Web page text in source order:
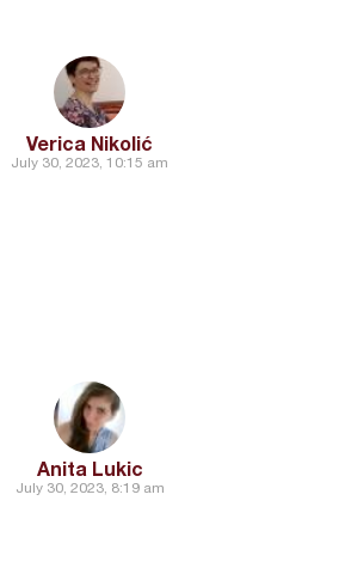
Verica Nikolić
July 30, 2023, 10:15 am
Anita Lukic
July 30, 2023, 8:19 am